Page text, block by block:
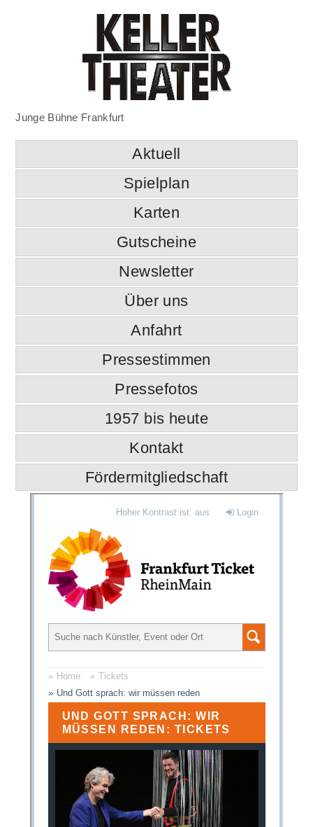
Junge Bühne Frankfurt
Aktuell
Spielplan
Karten
Gutscheine
Newsletter
Über uns
Anfahrt
Pressestimmen
Pressefotos
1957 bis heute
Kontakt
Fördermitgliedschaft